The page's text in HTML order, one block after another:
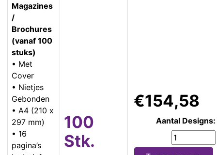
Magazines
/
Brochures
(vanaf 100
stuks)
• Met
Cover
• Nietjes
Gebonden
• A4 (210 x
297 mm)
• 16
pagina’s
100
Stk.
€154,58
Aantal Designs: